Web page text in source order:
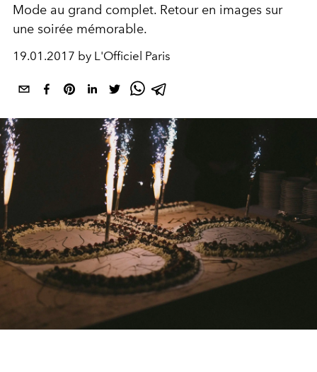
Mode au grand complet. Retour en images sur
une soirée mémorable.
19.01.2017 by L'Officiel Paris